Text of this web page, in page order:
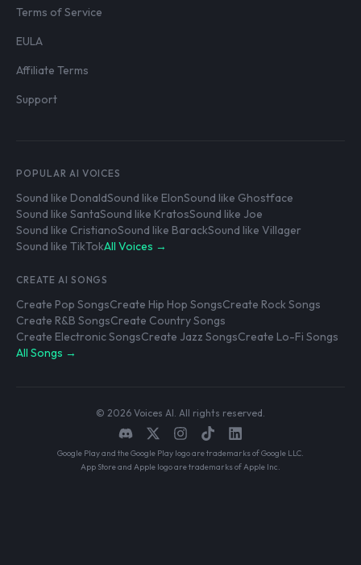
Terms of Service
EULA
Affiliate Terms
Support
POPULAR AI VOICES
Sound like DonaldSound like ElonSound like Ghostface
Sound like SantaSound like KratosSound like Joe
Sound like CristianoSound like BarackSound like Villager
Sound like TikTokAll Voices →
CREATE AI SONGS
Create Pop SongsCreate Hip Hop SongsCreate Rock Songs
Create R&B SongsCreate Country Songs
Create Electronic SongsCreate Jazz SongsCreate Lo-Fi Songs
All Songs →
© 2026 Voices AI. All rights reserved.
Google Play and the Google Play logo are trademarks of Google LLC.
App Store and Apple logo are trademarks of Apple Inc.